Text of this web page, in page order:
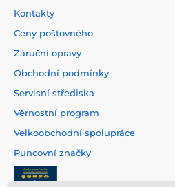
Kontakty
Ceny poštovného
Záruční opravy
Obchodní podmínky
Servisní střediska
Věrnostní program
Velkoobchodní spolupráce
Puncovní značky